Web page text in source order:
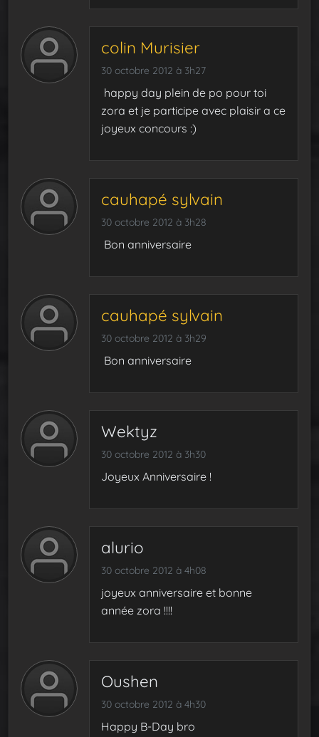
colin Murisier
30 octobre 2012 à 3h27
happy day plein de po pour toi
zora et je participe avec plaisir a ce
joyeux concours :)
cauhapé sylvain
30 octobre 2012 à 3h28
Bon anniversaire
cauhapé sylvain
30 octobre 2012 à 3h29
Bon anniversaire
Wektyz
30 octobre 2012 à 3h30
Joyeux Anniversaire !
alurio
30 octobre 2012 à 4h08
joyeux anniversaire et bonne
année zora !!!!
Oushen
30 octobre 2012 à 4h30
Happy B-Day bro